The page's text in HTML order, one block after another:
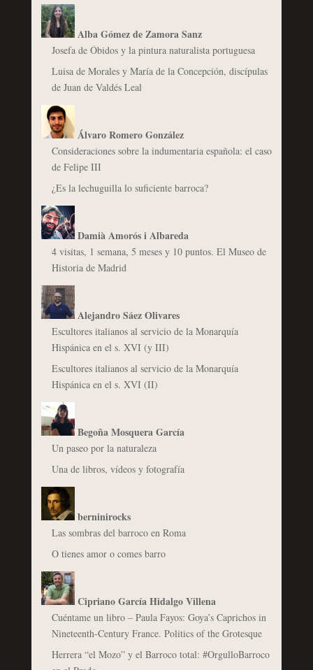
Alba Gómez de Zamora Sanz
Josefa de Óbidos y la pintura naturalista portuguesa
Luisa de Morales y María de la Concepción, discípulas
de Juan de Valdés Leal
Álvaro Romero González
Consideraciones sobre la indumentaria española: el caso
de Felipe III
¿Es la lechuguilla lo suficiente barroca?
Damià Amorós i Albareda
4 visitas, 1 semana, 5 meses y 10 puntos. El Museo de
Historia de Madrid
Alejandro Sáez Olivares
Escultores italianos al servicio de la Monarquía
Hispánica en el s. XVI (y III)
Escultores italianos al servicio de la Monarquía
Hispánica en el s. XVI (II)
Begoña Mosquera García
Un paseo por la naturaleza
Una de libros, vídeos y fotografía
berninirocks
Las sombras del barroco en Roma
O tienes amor o comes barro
Cipriano García Hidalgo Villena
Cuéntame un libro – Paula Fayos: Goya’s Caprichos in
Nineteenth-Century France. Politics of the Grotesque
Herrera “el Mozo” y el Barroco total: #OrgulloBarroco